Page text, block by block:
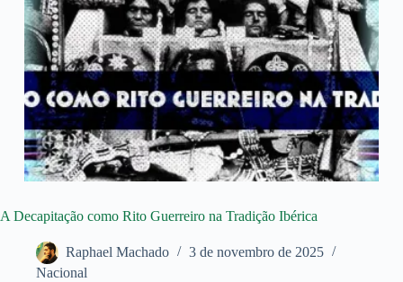
A Decapitação como Rito Guerreiro na Tradição Ibérica
Raphael Machado
3 de novembro de 2025
Nacional